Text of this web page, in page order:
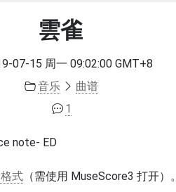
雲雀
07-15 周一 09:02:00 GMT+8
音乐
曲谱
1
note- ED
式 （需使用 MuseScore3 打开）。